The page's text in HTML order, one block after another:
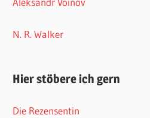
N. R. Walker
Hier stöbere ich gern
Die Rezensentin